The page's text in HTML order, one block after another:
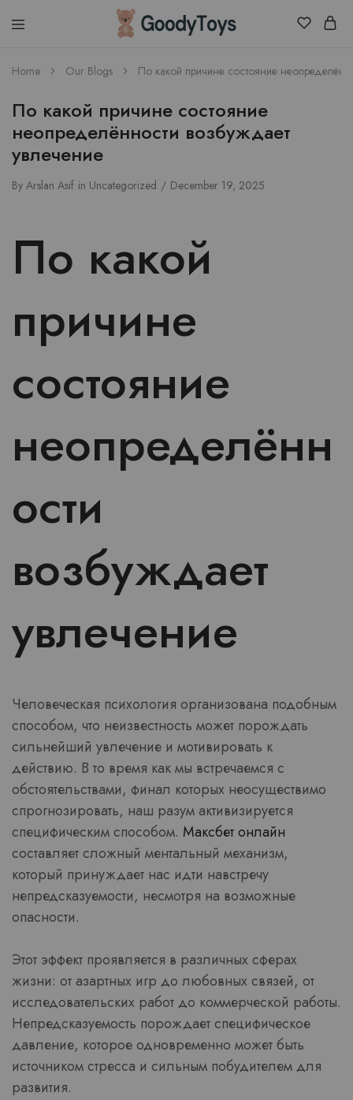
Children
Toys
Home Our Blogs По какой причине состояние
По какой причине состояние
неопределённости возбуждает
увлечение
By Arslan Asif in Uncategorized December 19, 2025
По какой
причине
состояние
неопределённ
ости
возбуждает
увлечение
Человеческая психология организована подобным
способом, что неизвестность может порождать
сильнейший увлечение и мотивировать к
действию. В то время как мы встречаемся с
обстоятельствами, финал которых неосуществимо
спрогнозировать, наш разум активизируется
специфическим способом. Максбет онлайн
составляет сложный ментальный механизм,
который принуждает нас идти навстречу
непредсказуемости, несмотря на возможные
опасности.
Этот эффект проявляется в различных сферах
жизни: от азартных игр до любовных связей, от
исследовательских работ до коммерческой работы.
Непредсказуемость порождает специфическое
давление, которое одновременно может быть
источником стресса и сильным побудителем для
развития.